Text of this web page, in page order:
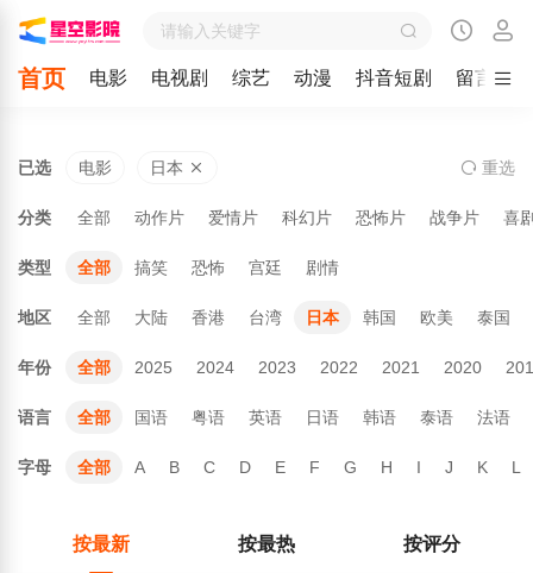
首页 电影 电视剧 综艺 动漫 抖音短剧 留言
已选 电影 日本 重选
分类 全部 动作片 爱情片 科幻片 恐怖片 战争片 喜
类型 全部 搞笑 恐怖 宫廷 剧情
地区 全部 大陆 香港 台湾 日本 韩国 欧美 泰国
年份 全部 2025 2024 2023 2022 2021 2020
语言 全部 国语 粤语 英语 日语 韩语 泰语 法语
字母 全部 A B C D E F G H I J K L
按最新 按最热 按评分